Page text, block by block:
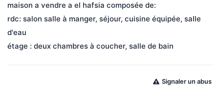
maison a vendre a el hafsia composée de:
rdc: salon salle à manger, séjour, cuisine équipée, salle
d'eau
étage : deux chambres à coucher, salle de bain
Signaler un abus